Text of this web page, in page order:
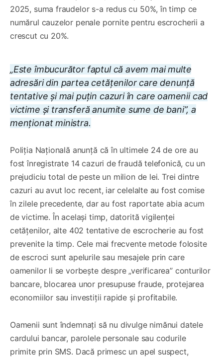
2025, suma fraudelor s-a redus cu 50%, în timp ce
numărul cauzelor penale pornite pentru escrocherii a
crescut cu 20%.
„Este îmbucurător faptul că avem mai multe
adresări din partea cetățenilor care denunță
tentative și mai puțin cazuri în care oamenii cad
victime și transferă anumite sume de bani”, a
menționat ministra.
Poliția Națională anunță că în ultimele 24 de ore au
fost înregistrate 14 cazuri de fraudă telefonică, cu un
prejudiciu total de peste un milion de lei. Trei dintre
cazuri au avut loc recent, iar celelalte au fost comise
în zilele precedente, dar au fost raportate abia acum
de victime. În același timp, datorită vigilenței
cetățenilor, alte 402 tentative de escrocherie au fost
prevenite la timp. Cele mai frecvente metode folosite
de escroci sunt apelurile sau mesajele prin care
oamenilor li se vorbește despre „verificarea” conturilor
bancare, blocarea unor presupuse fraude, protejarea
economiilor sau investiții rapide și profitabile.
Oamenii sunt îndemnați să nu divulge nimănui datele
cardului bancar, parolele personale sau codurile
primite prin SMS. Dacă primesc un apel suspect,